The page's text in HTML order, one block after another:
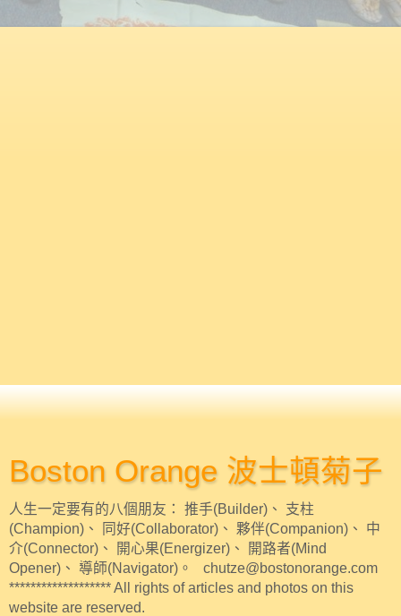
Boston Orange 波士頓菊子
人生一定要有的八個朋友： 推手(Builder)、 支柱
(Champion)、 同好(Collaborator)、 夥伴(Companion)、 中
介(Connector)、 開心果(Energizer)、 開路者(Mind
Opener)、 導師(Navigator)。 chutze@bostonorange.com
******************* All rights of articles and photos on this
website are reserved.